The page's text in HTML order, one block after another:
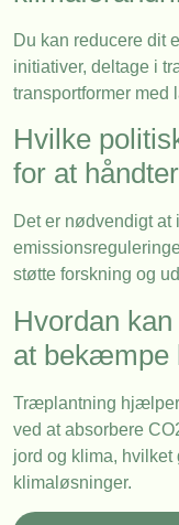
Du kan reducere dit
initiativer, deltage i
transportformer med
Hvilke
for at
Det er nødvendigt at
støtte forskning og
Hvordan
at bekæmpe
Træplantning
ved at absorbere
jord og klima,
klimaløsninger.